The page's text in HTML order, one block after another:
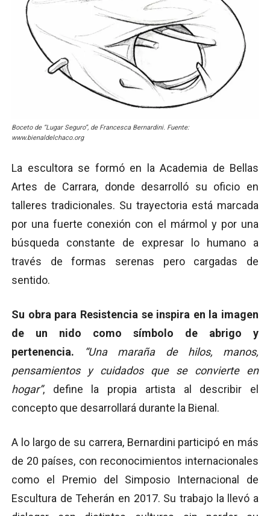
Boceto de “Lugar Seguro”, de Francesca Bernardini. Fuente:
www.bienaldelchaco.org
La escultora se formó en la Academia de Bellas
Artes de Carrara, donde desarrolló su oficio en
talleres tradicionales. Su trayectoria está marcada
por una fuerte conexión con el mármol y por una
búsqueda constante de expresar lo humano a
través de formas serenas pero cargadas de
sentido.
Su obra para Resistencia se inspira en la imagen
de un nido como símbolo de abrigo y
pertenencia.
“Una maraña de hilos, manos,
pensamientos y cuidados que se convierte en
hogar”, define la propia artista al describir el
concepto que desarrollará durante la Bienal.
A lo largo de su carrera, Bernardini participó en más
de 20 países, con reconocimientos internacionales
como el Premio del Simposio Internacional de
Escultura de Teherán en 2017. Su trabajo la llevó a